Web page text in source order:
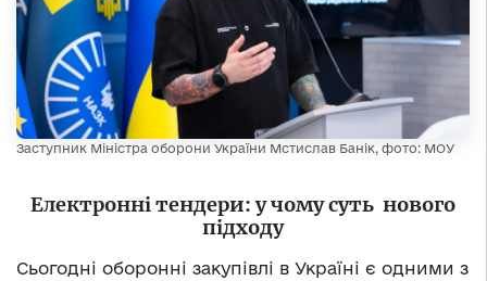
Заступник Міністра оборони України Мстислав Банік, фото: МОУ
Електронні тендери: у чому суть нового
підходу
Сьогодні оборонні закупівлі в Україні є одними з